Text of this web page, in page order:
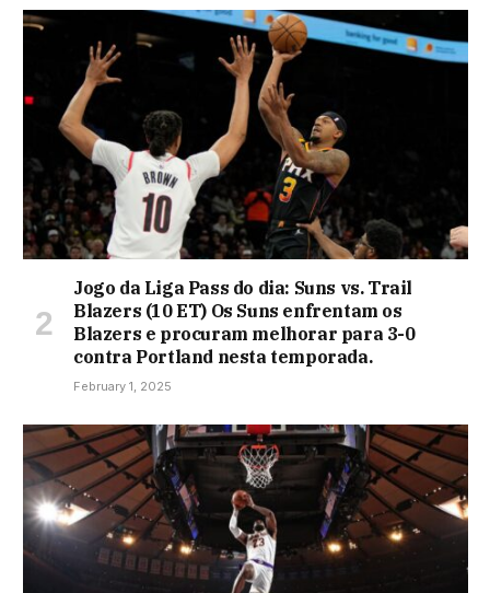
Jogo da Liga Pass do dia: Suns vs. Trail
Blazers (10 ET) Os Suns enfrentam os
Blazers e procuram melhorar para 3-0
contra Portland nesta temporada.
February 1, 2025